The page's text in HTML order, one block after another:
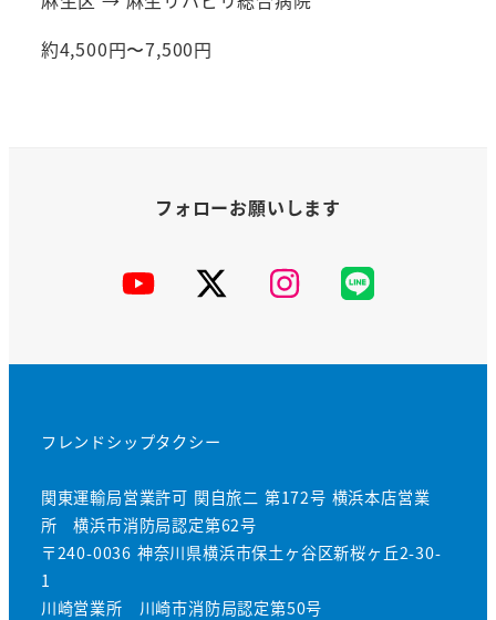
約4,500円〜7,500円
YouTubeX Instagram
公
式
フレンドシップタクシー
関東運輸局営業許可 関自旅二 第172号 横浜本店営業
所 横浜市消防局認定第62号
〒240-0036 神奈川県横浜市保土ヶ谷区新桜ヶ丘2-30-
1
川崎営業所 川崎市消防局認定第50号